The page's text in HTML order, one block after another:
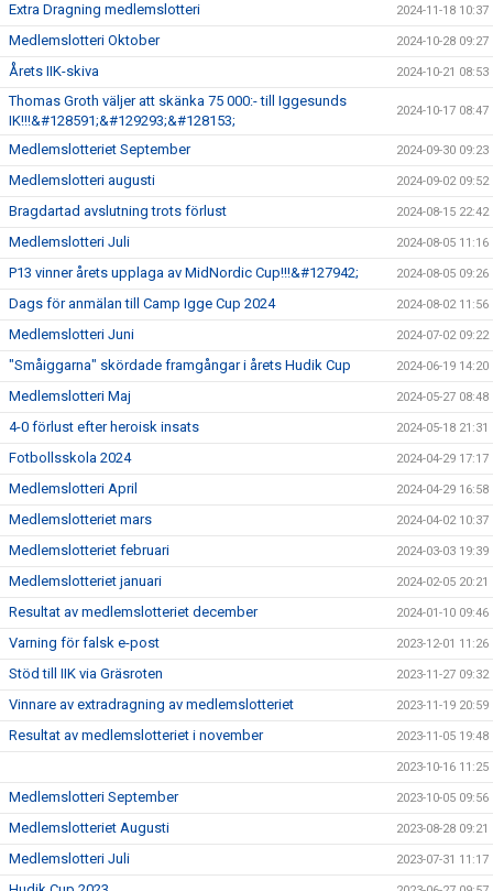
Extra Dragning medlemslotteri 2024-11-18 10:37
Medlemslotteri Oktober 2024-10-28 09:27
Årets IIK-skiva 2024-10-21 08:53
Thomas Groth väljer att skänka 75 000:- till Iggesunds
IK!!!&#128591;&#129293;&#128153;
2024-10-17 08:47
Medlemslotteriet September 2024-09-30 09:23
Medlemslotteri augusti 2024-09-02 09:52
Bragdartad avslutning trots förlust 2024-08-15 22:42
Medlemslotteri Juli 2024-08-05 11:16
P13 vinner årets upplaga av MidNordic Cup!!!&#127942; 2024-08-05 09:26
Dags för anmälan till Camp Igge Cup 2024 2024-08-02 11:56
Medlemslotteri Juni 2024-07-02 09:22
"Småiggarna" skördade framgångar i årets Hudik Cup 2024-06-19 14:20
Medlemslotteri Maj 2024-05-27 08:48
4-0 förlust efter heroisk insats 2024-05-18 21:31
Fotbollsskola 2024 2024-04-29 17:17
Medlemslotteri April 2024-04-29 16:58
Medlemslotteriet mars 2024-04-02 10:37
Medlemslotteriet februari 2024-03-03 19:39
Medlemslotteriet januari 2024-02-05 20:21
Resultat av medlemslotteriet december 2024-01-10 09:46
Varning för falsk e-post 2023-12-01 11:26
Stöd till IIK via Gräsroten 2023-11-27 09:32
Vinnare av extradragning av medlemslotteriet 2023-11-19 20:59
Resultat av medlemslotteriet i november 2023-11-05 19:48
2023-10-16 11:25
Medlemslotteri September 2023-10-05 09:56
Medlemslotteriet Augusti 2023-08-28 09:21
Medlemslotteri Juli 2023-07-31 11:17